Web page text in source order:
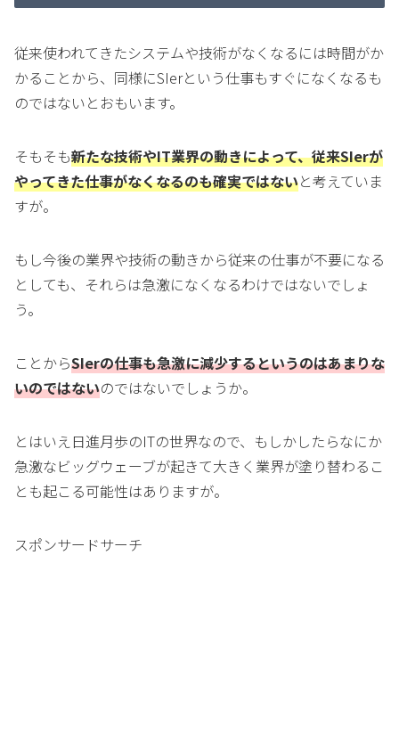
従来使われてきたシステムや技術がなくなるには時間がか
かることから、同様にSIerという仕事もすぐになくなるも
のではないとおもいます。
そもそも新たな技術やIT業界の動きによって、従来SIerが
やってきた仕事がなくなるのも確実ではないと考えていま
すが。
もし今後の業界や技術の動きから従来の仕事が不要になる
としても、それらは急激になくなるわけではないでしょ
う。
ことからSIerの仕事も急激に減少するというのはあまりな
いのではないのではないでしょうか。
とはいえ日進月歩のITの世界なので、もしかしたらなにか
急激なビッグウェーブが起きて大きく業界が塗り替わるこ
とも起こる可能性はありますが。
スポンサードサーチ